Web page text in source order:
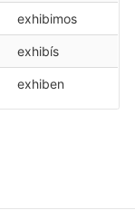
exhibimos
exhibís
exhiben